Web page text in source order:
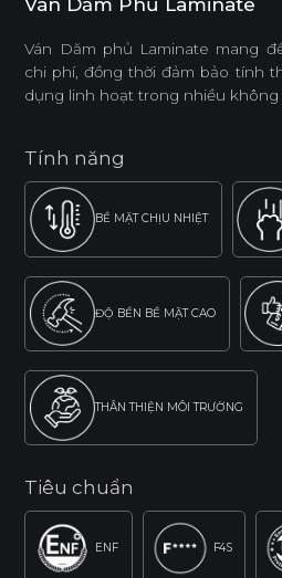
Ván Dăm phủ Laminate mang
chi phí, đồng thời đảm bảo tính
dụng linh hoạt trong nhiều không
Tính năng
BỀ MẶT CHỊU NHIỆT
ĐỘ BỀN BỀ MẶT CAO
THÂN THIỆN MÔI TRƯỜNG
Tiêu chuẩn
ENF F4S